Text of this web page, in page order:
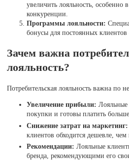
увеличить лояльность, особенно
конкуренции.
Программы лояльности:
бонусы для постоянных
Зачем важна
лояльность?
Потребительская лояльность важна по
Увеличение прибыли:
покупки и готовы платить
Снижение затрат на маркетинг:
клиентов обходится дешевле,
Рекомендации: Лояльные
бренда, рекомендующими его